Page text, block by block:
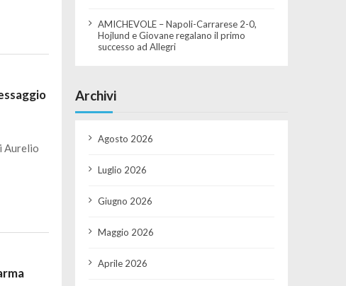
Aurelio
AMICHEVOLE – Napoli-Carrarese 2-0,
Hojlund e Giovane regalano il primo
successo ad Allegri
Archivi
Agosto 2026
Luglio 2026
Giugno 2026
Maggio 2026
Aprile 2026